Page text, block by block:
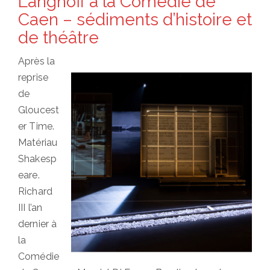
Caen – sédiments d’histoire et
de théâtre
Après la
reprise
de
Gloucest
er Time.
Matériau
Shakesp
eare.
Richard
III l’an
dernier à
la
Comédie